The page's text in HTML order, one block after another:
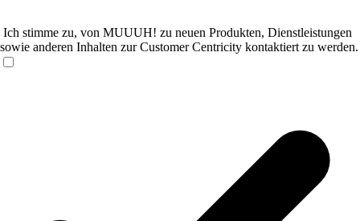
Ich stimme zu, von MUUUH! zu neuen Produkten, Dienstleistungen
sowie anderen Inhalten zur Customer Centricity kontaktiert zu werden.